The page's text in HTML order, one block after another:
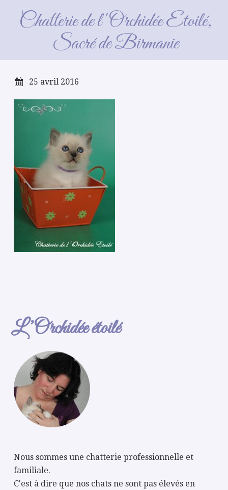
Chatterie de l'Orchidée Etoilé,
Sacré de Birmanie
7 semaines
25 avril 2016
L’Orchidée étoilé
Nous sommes une chatterie professionnelle et
familiale.
C'est à dire que nos chats ne sont pas élevés en